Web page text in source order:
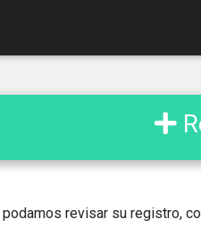
podamos revisar su registro,